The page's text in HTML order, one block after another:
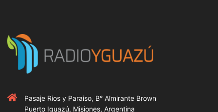
Pasaje Rios y Paraiso, B° Almirante Brown
Puerto Iguazú, Misiones, Argentina